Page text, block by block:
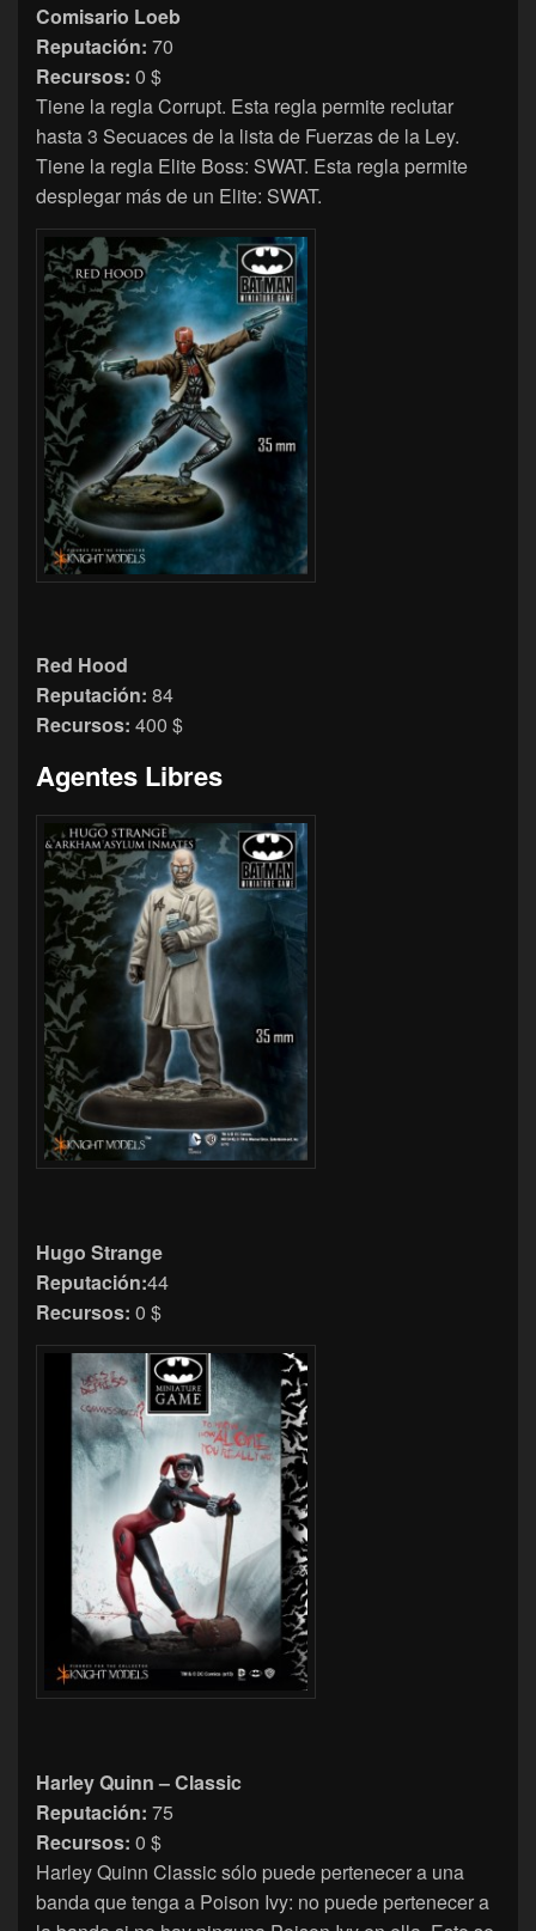
Comisario Loeb
Reputación: 70
Recursos: 0 $
Tiene la regla Corrupt. Esta regla permite reclutar
hasta 3 Secuaces de la lista de Fuerzas de la Ley.
Tiene la regla Elite Boss: SWAT. Esta regla permite
desplegar más de un Elite: SWAT.
Red Hood
Reputación: 84
Recursos: 400 $
Agentes Libres
Hugo Strange
Reputación:44
Recursos: 0 $
Harley Quinn – Classic
Reputación: 75
Recursos: 0 $
Harley Quinn Classic sólo puede pertenecer a una
banda que tenga a Poison Ivy: no puede pertenecer a